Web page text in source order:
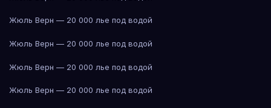
Жюль Верн — 20 000 лье под водой
Жюль Верн — 20 000 лье под водой
Жюль Верн — 20 000 лье под водой
Жюль Верн — 20 000 лье под водой